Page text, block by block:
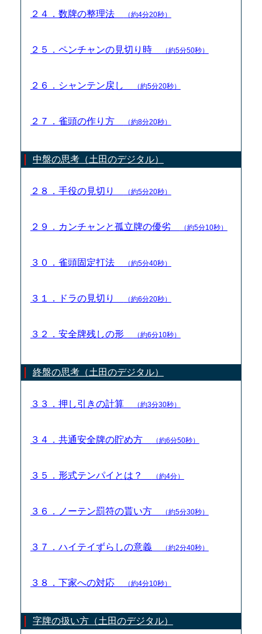
２４．数牌の整理法 （約4分20秒）
２５．ペンチャンの見切り時 （約5分50秒）
２６．シャンテン戻し （約5分20秒）
２７．雀頭の作り方 （約8分20秒）
中盤の思考（土田のデジタル）
２８．手役の見切り （約5分20秒）
２９．カンチャンと孤立牌の優劣 （約5分10秒）
３０．雀頭固定打法 （約5分40秒）
３１．ドラの見切り （約6分20秒）
３２．安全牌残しの形 （約6分10秒）
終盤の思考（土田のデジタル）
３３．押し引きの計算 （約3分30秒）
３４．共通安全牌の貯め方 （約6分50秒）
３５．形式テンパイとは？ （約4分）
３６．ノーテン罰符の貰い方 （約5分30秒）
３７．ハイテイずらしの意義 （約2分40秒）
３８．下家への対応 （約4分10秒）
字牌の扱い方（土田のデジタル）